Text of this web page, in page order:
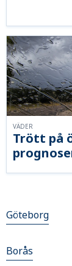
Trött på
VÄDER
Göteborg
Borås